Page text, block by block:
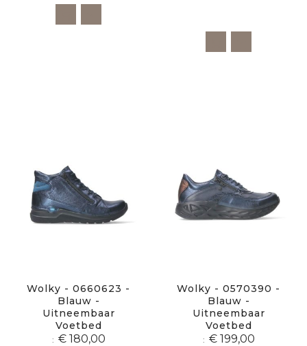
Wolky - 0660623 -
Blauw -
Uitneembaar
Voetbed
€ 180,00
Wolky - 0570390 -
Blauw -
Uitneembaar
Voetbed
€ 199,00